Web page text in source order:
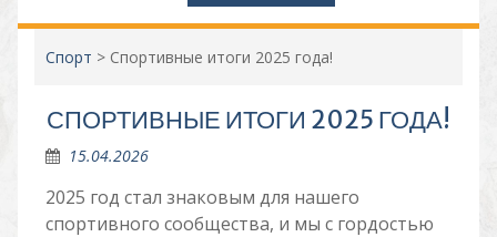
Спорт > Спортивные итоги 2025 года!
СПОРТИВНЫЕ ИТОГИ 2025 ГОДА!
15.04.2026
2025 год стал знаковым для нашего
спортивного сообщества, и мы с гордостью